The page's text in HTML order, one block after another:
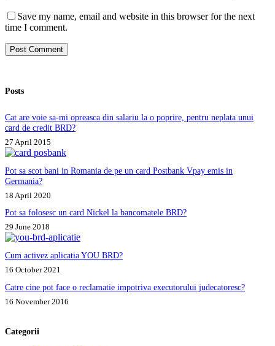
Save my name, email and website in this browser for the next
time I comment.
Post Comment
Posts
Cat are voie sa-mi opreasca din salariu la o poprire, pentru neplata unui
card de credit BRD?
27 April 2015
Pot sa scot bani in Romania de pe un card Postbank Vpay emis in
Germania?
18 April 2020
Pot sa folosesc un card Nickel la bancomatele BRD?
29 June 2018
Cum activez aplicatia YOU BRD?
16 October 2021
Catre cine pot face o reclamatie impotriva executorului judecatoresc?
16 November 2016
Categorii